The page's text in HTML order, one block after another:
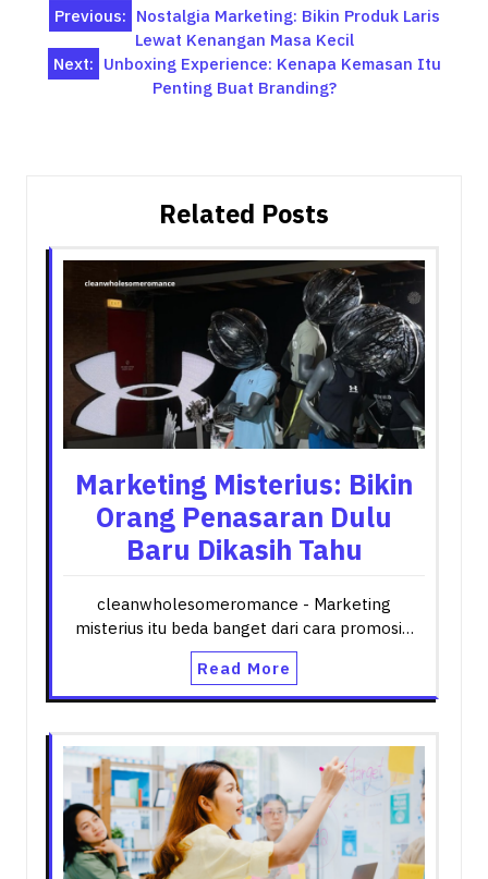
Post
navigation
Previous: Nostalgia Marketing: Bikin Produk Laris
Lewat Kenangan Masa Kecil
Next: Unboxing Experience: Kenapa Kemasan Itu
Penting Buat Branding?
Related Posts
Marketing Misterius: Bikin
Orang Penasaran Dulu
Baru Dikasih Tahu
cleanwholesomeromance - Marketing
misterius itu beda banget dari cara promosi…
Read More